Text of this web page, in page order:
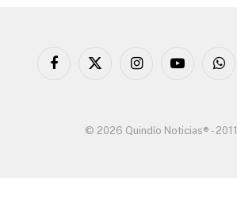
Facebook
X
InstagramYouTube
© 2026 Quindío Noticias® -